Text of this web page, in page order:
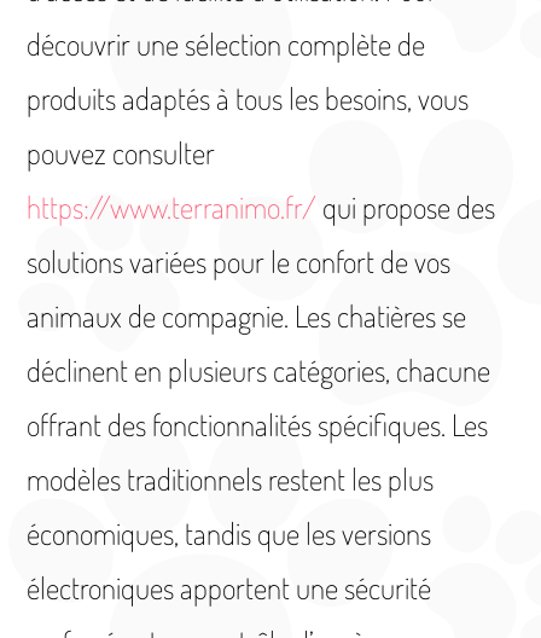
découvrir une sélection complète de
produits adaptés à tous les besoins, vous
pouvez consulter
https://www.terranimo.fr/ qui propose des
solutions variées pour le confort de vos
animaux de compagnie. Les chatières se
déclinent en plusieurs catégories, chacune
offrant des fonctionnalités spécifiques. Les
modèles traditionnels restent les plus
économiques, tandis que les versions
électroniques apportent une sécurité